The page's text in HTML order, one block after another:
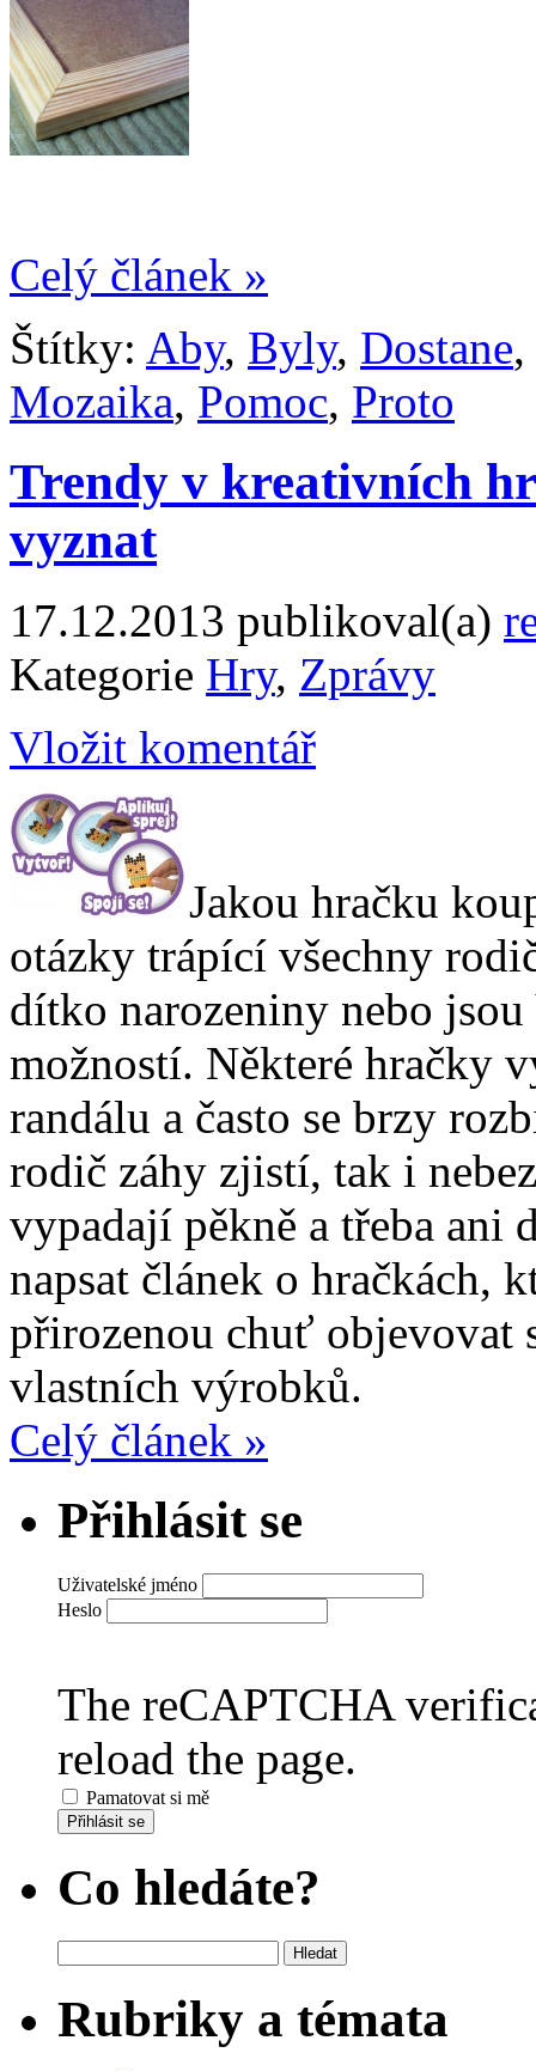
Celý článek »
Štítky: Aby, Byly, Dostane,
Mozaika, Pomoc, Proto
Trendy v kreativních
vyznat
17.12.2013 publikoval(a)
Kategorie Hry, Zprávy
Vložit komentář
Jakou hračku
otázky trápící všechny
dítko narozeniny nebo
možností. Některé hračky
randálu a často se brzy
rodič záhy zjistí, tak i
vypadají pěkně a třeba ani
napsat článek o hračkách,
přirozenou chuť objevovat
vlastních výrobků.
Celý článek »
Přihlásit se
Uživatelské jméno
Heslo
The reCAPTCHA
reload the page.
Pamatovat si mě
Přihlásit se
Co hledáte?
Rubriky a témata